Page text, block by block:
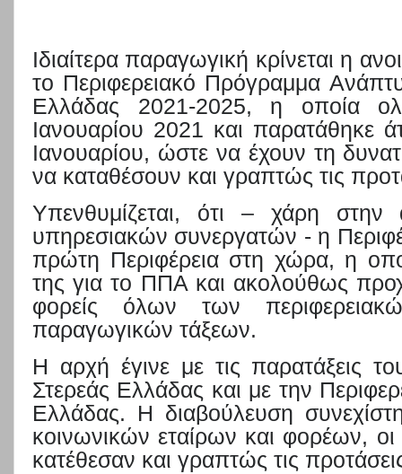
Ιδιαίτερα παραγωγική κρίνεται η
το Περιφερειακό Πρόγραμμα
Ελλάδας 2021-2025, η οποία
Ιανουαρίου 2021 και παρατάθηκε
Ιανουαρίου, ώστε να έχουν τη
να καταθέσουν και γραπτώς τις
Υπενθυμίζεται, ότι – χάρη
υπηρεσιακών συνεργατών - η
πρώτη Περιφέρεια στη χώρα, η
της για το ΠΠΑ και ακολούθως
φορείς όλων των
παραγωγικών τάξεων.
Η αρχή έγινε με τις παρατάξεις
Στερεάς Ελλάδας και με την
Ελλάδας. Η διαβούλευση
κοινωνικών εταίρων και φορέων,
κατέθεσαν και γραπτώς τις